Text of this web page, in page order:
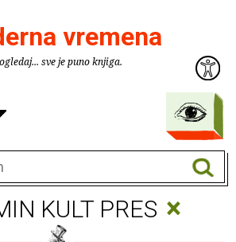
vremena
sve je puno knjiga.
KULT PRES ×